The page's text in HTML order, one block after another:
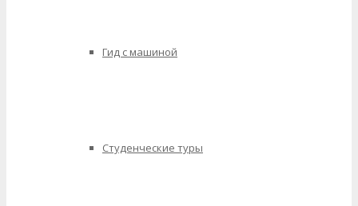
Гид с машиной
Студенческие туры